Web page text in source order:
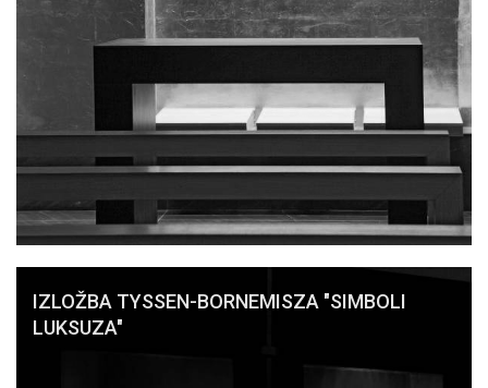
IZLOŽBA TYSSEN-BORNEMISZA "SIMBOLI
LUKSUZA"